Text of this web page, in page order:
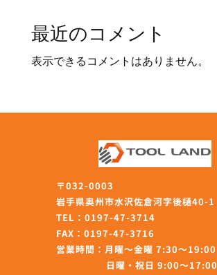
最近のコメント
表示できるコメントはありません。
〒032-0003
岩手県奥州市水沢佐倉河字後樋40-1
TEL：0197-47-3714
FAX：0197-47-3716
営業時間：月曜～金曜7:30～19:00
日曜・祝日9:00〜17:00